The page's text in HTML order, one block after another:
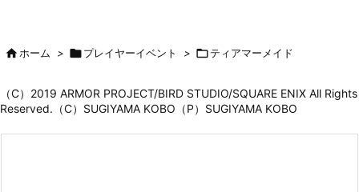
ホーム > プレイヤーイベント > ティアマーメイド
（C）2019 ARMOR PROJECT/BIRD STUDIO/SQUARE ENIX All Rights
Reserved.（C）SUGIYAMA KOBO（P）SUGIYAMA KOBO